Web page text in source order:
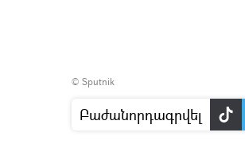
© Sputnik
Բաժանորդագրվել